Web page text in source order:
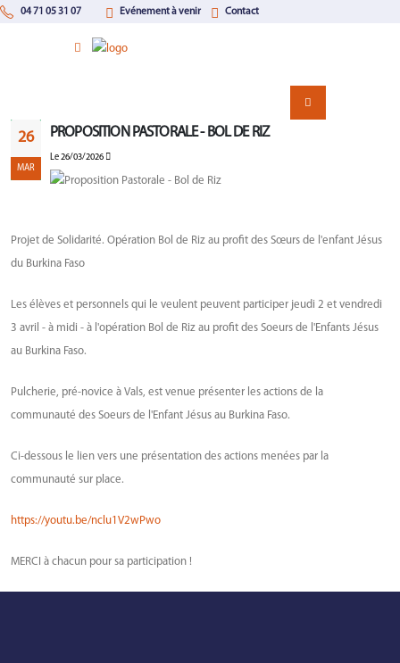
04 71 05 31 07 Evénement à venir Contact
26
MAR
PROPOSITION PASTORALE - BOL DE RIZ
Le 26/03/2026
Projet de Solidarité. Opération Bol de Riz au profit des Sœurs de l'enfant Jésus
du Burkina Faso
Les élèves et personnels qui le veulent peuvent participer jeudi 2 et vendredi
3 avril - à midi - à l'opération Bol de Riz au profit des Soeurs de l'Enfants Jésus
au Burkina Faso.
Pulcherie, pré-novice à Vals, est venue présenter les actions de la
communauté des Soeurs de l'Enfant Jésus au Burkina Faso.
Ci-dessous le lien vers une présentation des actions menées par la
communauté sur place.
https://youtu.be/nclu1V2wPwo
MERCI à chacun pour sa participation !